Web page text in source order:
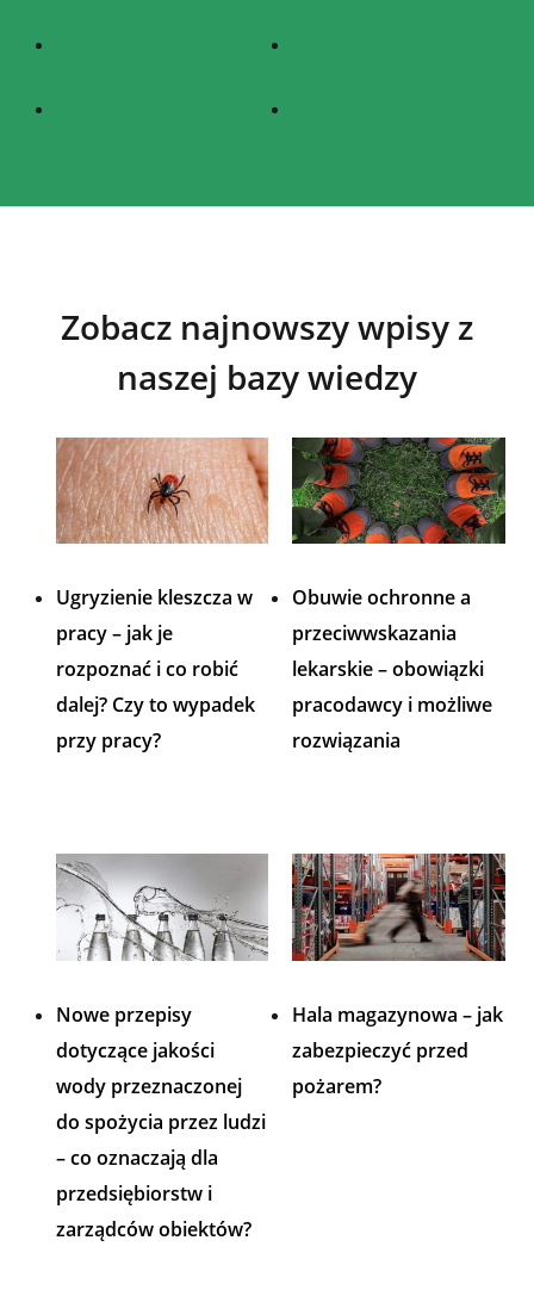
Zobacz najnowszy wpisy z
naszej bazy wiedzy
Ugryzienie kleszcza w
pracy – jak je
rozpoznać i co robić
dalej? Czy to wypadek
przy pracy?
Obuwie ochronne a
przeciwwskazania
lekarskie – obowiązki
pracodawcy i możliwe
rozwiązania
Nowe przepisy
dotyczące jakości
wody przeznaczonej
do spożycia przez ludzi
– co oznaczają dla
przedsiębiorstw i
zarządców obiektów?
Hala magazynowa – jak
zabezpieczyć przed
pożarem?